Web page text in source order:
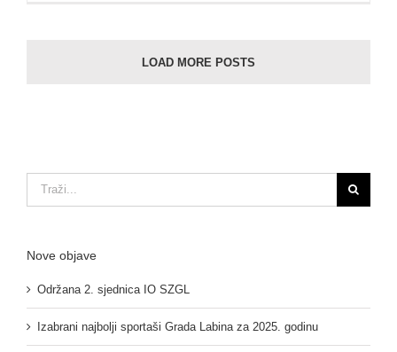
LOAD MORE POSTS
Nove objave
Održana 2. sjednica IO SZGL
Izabrani najbolji sportaši Grada Labina za 2025. godinu